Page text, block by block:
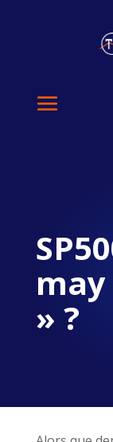
» ?